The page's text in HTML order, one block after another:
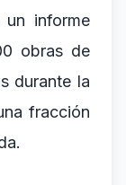
un informe
obras de
durante la
fracción